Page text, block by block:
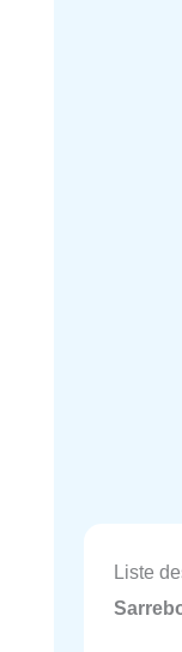
Liste